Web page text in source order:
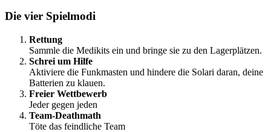
Die vier Spielmodi
Rettung
Sammle die Medikits ein und bringe sie zu den Lagerplätzen.
Schrei um Hilfe
Aktiviere die Funkmasten und hindere die Solari daran, deine
Batterien zu klauen.
Freier Wettbewerb
Jeder gegen jeden
Team-Deathmath
Töte das feindliche Team